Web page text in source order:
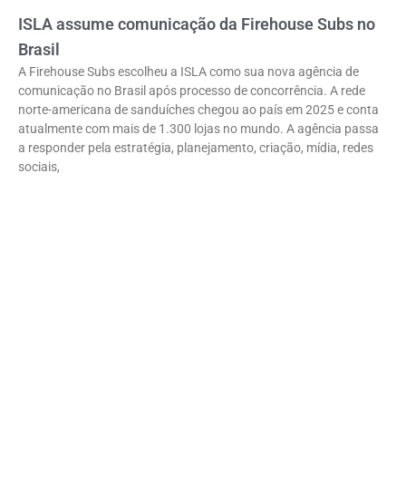
ISLA assume comunicação da Firehouse Subs no
Brasil
A Firehouse Subs escolheu a ISLA como sua nova agência de
comunicação no Brasil após processo de concorrência. A rede
norte-americana de sanduíches chegou ao país em 2025 e conta
atualmente com mais de 1.300 lojas no mundo. A agência passa
a responder pela estratégia, planejamento, criação, mídia, redes
sociais,